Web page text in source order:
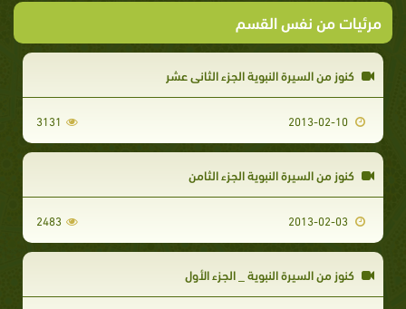
مرئيات من نفس القسم
كنوز من السيرة النبوية الجزء الثاني عشر
3131
كنوز من السيرة النبوية الجزء الثامن
2483
كنوز من السيرة النبوية _ الجزء الأول